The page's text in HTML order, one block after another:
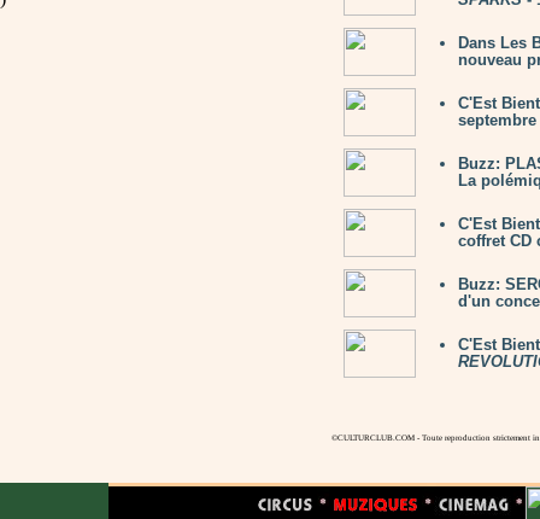
Dans Les
nouveau
C'Est
septembre
Buzz:
La
C'Est
coffret CD
Buzz:
d'un
C'Est
©CULTURCLUB.COM - Toute reproduction strictement